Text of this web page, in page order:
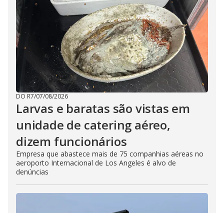
DO R7/07/08/2026
Larvas e baratas são vistas em
unidade de catering aéreo,
dizem funcionários
Empresa que abastece mais de 75 companhias aéreas no
aeroporto Internacional de Los Angeles é alvo de
denúncias